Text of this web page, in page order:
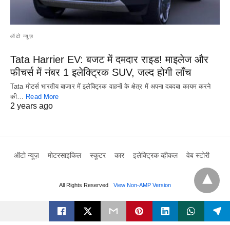
ऑटो न्यूज़
Tata Harrier EV: बजट में दमदार राइड! माइलेज और
फीचर्स में नंबर 1 इलेक्ट्रिक SUV, जल्द होगी लॉंच
Tata मोटर्स भारतीय बाजार में इलेक्ट्रिक वाहनों के क्षेत्र में अपना दबदबा कायम करने
की… Read More
2 years ago
ऑटो न्यूज़ मोटरसाइकिल स्कूटर कार इलेक्ट्रिक व्हीकल वेब स्टोरी
All Rights Reserved View Non-AMP Version